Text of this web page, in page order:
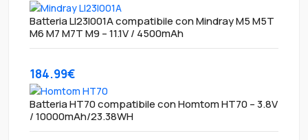
Batteria LI23I001A compatibile con Mindray M5 M5T
M6 M7 M7T M9 – 11.1V / 4500mAh
184.99€
Batteria HT70 compatibile con Homtom HT70 – 3.8V
/ 10000mAh/23.38WH